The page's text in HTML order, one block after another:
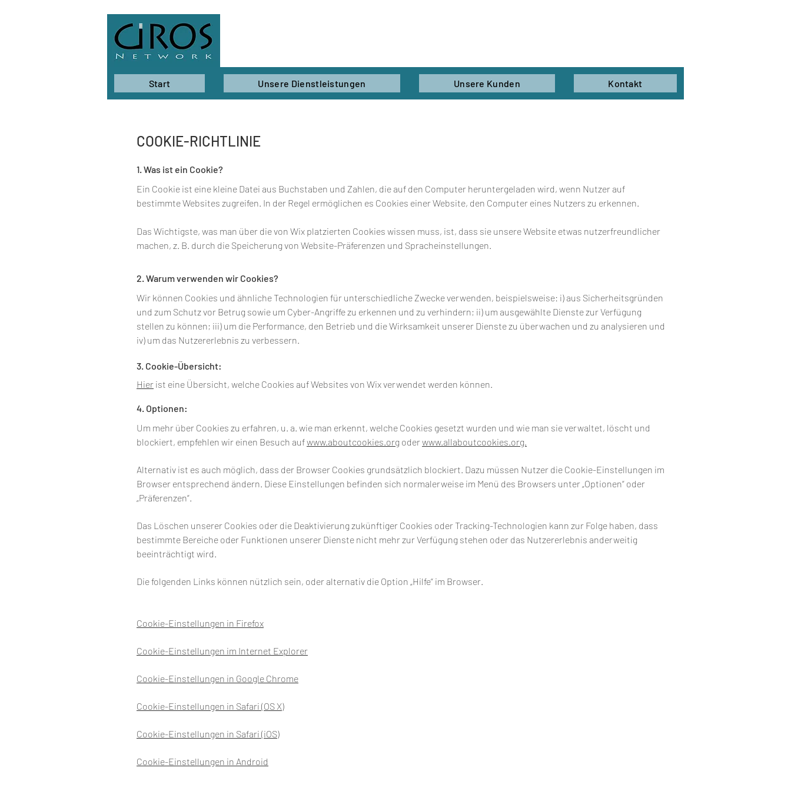
Start Unsere Dienstleistungen Unsere Kunden Kontakt
COOKIE-RICHTLINIE
1. Was ist ein Cookie?
Ein Cookie ist eine kleine Datei aus Buchstaben und Zahlen, die auf den Computer heruntergeladen wird, wenn Nutzer auf
bestimmte Websites zugreifen. In der Regel ermöglichen es Cookies einer Website, den Computer eines Nutzers zu erkennen.
Das Wichtigste, was man über die von Wix platzierten Cookies wissen muss, ist, dass sie unsere Website etwas nutzerfreundlicher
machen, z. B. durch die Speicherung von Website-Präferenzen und Spracheinstellungen.
2. Warum verwenden wir Cookies?
Wir können Cookies und ähnliche Technologien für unterschiedliche Zwecke verwenden, beispielsweise: i) aus Sicherheitsgründen
und zum Schutz vor Betrug sowie um Cyber-Angriffe zu erkennen und zu verhindern; ii) um ausgewählte Dienste zur Verfügung
stellen zu können; iii) um die Performance, den Betrieb und die Wirksamkeit unserer Dienste zu überwachen und zu analysieren und
iv) um das Nutzererlebnis zu verbessern.
3. Cookie-Übersicht:
Hier ist eine Übersicht, welche Cookies auf Websites von Wix verwendet werden können.
4. Optionen:
Um mehr über Cookies zu erfahren, u. a. wie man erkennt, welche Cookies gesetzt wurden und wie man sie verwaltet, löscht und
blockiert, empfehlen wir einen Besuch aufwww.aboutcookies.org oderwww.allaboutcookies.org.
Alternativ ist es auch möglich, dass der Browser Cookies grundsätzlich blockiert. Dazu müssen Nutzer die Cookie-Einstellungen im
Browser entsprechend ändern. Diese Einstellungen befinden sich normalerweise im Menü des Browsers unter „Optionen“ oder
„Präferenzen“.
Das Löschen unserer Cookies oder die Deaktivierung zukünftiger Cookies oder Tracking-Technologien kann zur Folge haben, dass
bestimmte Bereiche oder Funktionen unserer Dienste nicht mehr zur Verfügung stehen oder das Nutzererlebnis anderweitig
beeinträchtigt wird.
Die folgenden Links können nützlich sein, oder alternativ die Option „Hilfe“ im Browser.
Cookie-Einstellungen in Firefox
Cookie-Einstellungen im Internet Explorer
Cookie-Einstellungen in Google Chrome
Cookie-Einstellungen in Safari (OS X)
Cookie-Einstellungen in Safari (iOS)
Cookie-Einstellungen in Android